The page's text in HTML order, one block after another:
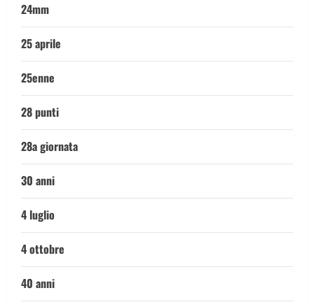
24mm
25 aprile
25enne
28 punti
28a giornata
30 anni
4 luglio
4 ottobre
40 anni